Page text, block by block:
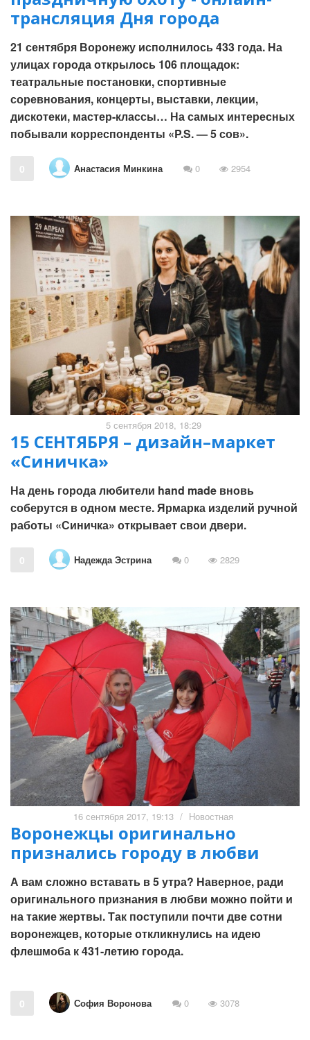
трансляция Дня города
21 сентября Воронежу исполнилось 433 года. На
улицах города открылось 106 площадок:
театральные постановки, спортивные
соревнования, концерты, выставки, лекции,
дискотеки, мастер-классы… На самых интересных
побывали корреспонденты «P.S. — 5 сов».
0 Анастасия Минкина 0 2954
5 сентября 2018, 18:29
15 СЕНТЯБРЯ – дизайн–маркет
«Синичка»
На день города любители hand made вновь
соберутся в одном месте. Ярмарка изделий ручной
работы «Синичка» открывает свои двери.
0 Надежда Эстрина 0 2829
16 сентября 2017, 19:13 / Новостная
Воронежцы оригинально
признались городу в любви
А вам сложно вставать в 5 утра? Наверное, ради
оригинального признания в любви можно пойти и
на такие жертвы. Так поступили почти две сотни
воронежцев, которые откликнулись на идею
флешмоба к 431-летию города.
0 София Воронова 0 3078